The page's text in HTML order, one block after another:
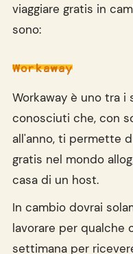
viaggiare gratis in
sono:
Workaway
Workaway è uno tra i
conosciuti che, con
all'anno, ti permette
gratis nel mondo
casa di un host.
In cambio dovrai
lavorare per qualche
settimana per